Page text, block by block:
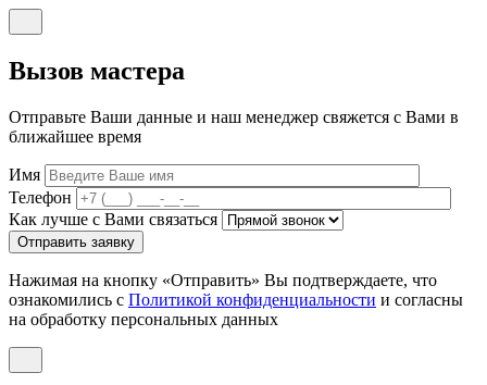
Вызов мастера
Отправьте Ваши данные и наш менеджер свяжется с Вами в
ближайшее время
Имя
Телефон
Как лучше с Вами связаться
Отправить заявку
Нажимая на кнопку «Отправить» Вы подтверждаете, что
ознакомились с Политикой конфиденциальности и согласны
на обработку персональных данных